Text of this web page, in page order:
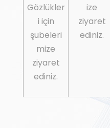
Gözlükler
i için
şubeleri
mize
ziyaret
ediniz.
ize
ziyaret
ediniz.